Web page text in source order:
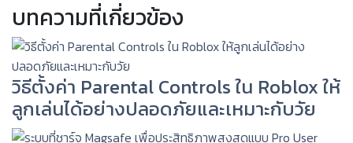
บทความที่เกี่ยวข้อง
วิธีตั้งค่า Parental Controls ใน Roblox ให้
ลูกเล่นได้อย่างปลอดภัยและเหมาะกับวัย